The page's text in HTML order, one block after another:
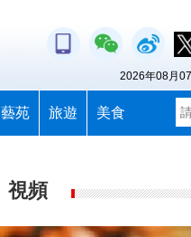
藝苑 旅遊 美食
2026年08月
視頻